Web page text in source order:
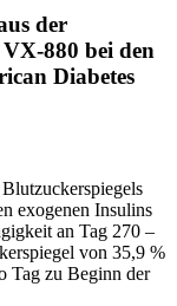
der
880 bei den
Diabetes
exogenen Insulins
an Tag 270 –
von 35,9 %
Tag zu Beginn der